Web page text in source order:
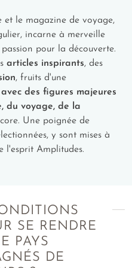
le magazine de voyage,
incarne à merveille
pour la découverte.
articles inspirants, des
, fruits d'une
des figures majeures
du voyage, de la
Une poignée de
y sont mises à
l'esprit Amplitudes.
SE RENDRE
PAYS
DE